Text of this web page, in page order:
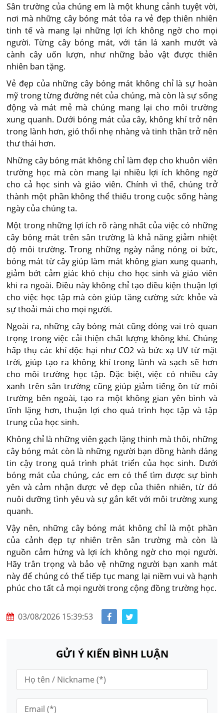
Sân trường của chúng em là một khung cảnh tuyệt vời,
nơi mà những cây bóng mát tỏa ra vẻ đẹp thiên nhiên
tinh tế và mang lại những lợi ích không ngờ cho mọi
người. Từng cây bóng mát, với tán lá xanh mướt và
cành cây uốn lượn, như những bảo vật được thiên
nhiên ban tặng.
Vẻ đẹp của những cây bóng mát không chỉ là sự hoàn
mỹ trong từng đường nét của chúng, mà còn là sự sống
động và mát mẻ mà chúng mang lại cho môi trường
xung quanh. Dưới bóng mát của cây, không khí trở nên
trong lành hơn, gió thổi nhẹ nhàng và tinh thần trở nên
thư thái hơn.
Những cây bóng mát không chỉ làm đẹp cho khuôn viên
trường học mà còn mang lại nhiều lợi ích không ngờ
cho cả học sinh và giáo viên. Chính vì thế, chúng trở
thành một phần không thể thiếu trong cuộc sống hàng
ngày của chúng ta.
Một trong những lợi ích rõ ràng nhất của việc có những
cây bóng mát trên sân trường là khả năng giảm nhiệt
độ môi trường. Trong những ngày nắng nóng oi bức,
bóng mát từ cây giúp làm mát không gian xung quanh,
giảm bớt cảm giác khó chịu cho học sinh và giáo viên
khi ra ngoài. Điều này không chỉ tạo điều kiện thuận lợi
cho việc học tập mà còn giúp tăng cường sức khỏe và
sự thoải mái cho mọi người.
Ngoài ra, những cây bóng mát cũng đóng vai trò quan
trọng trong việc cải thiện chất lượng không khí. Chúng
hấp thụ các khí độc hại như CO2 và bức xạ UV từ mặt
trời, giúp tạo ra không khí trong lành và sạch sẽ hơn
cho môi trường học tập. Đặc biệt, việc có nhiều cây
xanh trên sân trường cũng giúp giảm tiếng ồn từ môi
trường bên ngoài, tạo ra một không gian yên bình và
tĩnh lặng hơn, thuận lợi cho quá trình học tập và tập
trung của học sinh.
Không chỉ là những viên gạch lặng thinh mà thôi, những
cây bóng mát còn là những người bạn đồng hành đáng
tin cậy trong quá trình phát triển của học sinh. Dưới
bóng mát của chúng, các em có thể tìm được sự bình
yên và cảm nhận được vẻ đẹp của thiên nhiên, từ đó
nuôi dưỡng tình yêu và sự gắn kết với môi trường xung
quanh.
Vậy nên, những cây bóng mát không chỉ là một phần
của cảnh đẹp tự nhiên trên sân trường mà còn là
nguồn cảm hứng và lợi ích không ngờ cho mọi người.
Hãy trân trọng và bảo vệ những người bạn xanh mát
này để chúng có thể tiếp tục mang lại niềm vui và hạnh
phúc cho tất cả mọi người trong cộng đồng trường học.
03/08/2026 15:39:53
GỬI Ý KIẾN BÌNH LUẬN